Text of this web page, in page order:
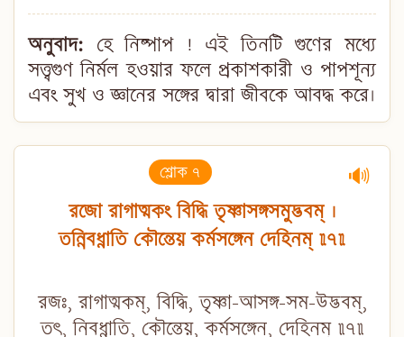
অনুবাদ: হে নিষ্পাপ ! এই তিনটি গুণের মধ্যে
সত্ত্বগুণ নির্মল হওয়ার ফলে প্রকাশকারী ও পাপশূন্য
এবং সুখ ও জ্ঞানের সঙ্গের দ্বারা জীবকে আবদ্ধ করে।
শ্লোক ৭ 🔊
রজো রাগাত্মকং বিদ্ধি তৃষ্ণাসঙ্গসমুদ্ভবম্ ।
তন্নিবধ্নাতি কৌন্তেয় কর্মসঙ্গেন দেহিনম্ ॥৭॥
রজঃ, রাগাত্মকম্, বিদ্ধি, তৃষ্ণা-আসঙ্গ-সম-উদ্ভবম্,
তৎ, নিবধ্নাতি, কৌন্তেয়, কর্মসঙ্গেন, দেহিনম্ ॥৭॥